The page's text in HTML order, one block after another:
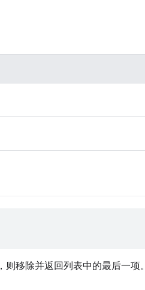
，则移除并返回列表中的最后一项。